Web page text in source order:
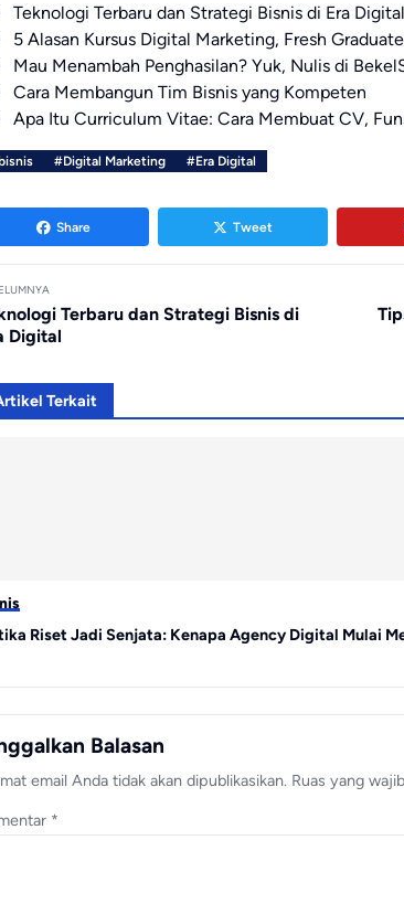
Teknologi Terbaru dan Strategi Bisnis di Era Digital
5 Alasan Kursus Digital Marketing, Fresh
Mau Menambah Penghasilan? Yuk, Nulis di
Cara Membangun Tim Bisnis yang Kompeten
Apa Itu Curriculum Vitae: Cara Membuat CV,
#Digital Marketing #Era Digital
Share Tweet
Terbaru dan Strategi Bisnis di
Digital
Terkait
Riset Jadi Senjata: Kenapa Agency Digital Mulai
Balasan
email Anda tidak akan dipublikasikan. Ruas yang
*